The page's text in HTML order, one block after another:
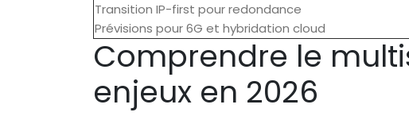
Transition IP-first pour redondance
Prévisions pour 6G et hybridation cloud
Comprendre le
enjeux en 2026